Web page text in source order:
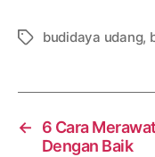
Tagsbudidaya udang,
←
6 Cara
Dengan Baik